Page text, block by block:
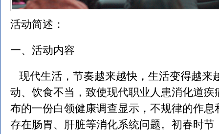
活动简述：
一、活动内容
现代生活，节奏越来越快，生活变得越来
动、饮食不当，致使现代职业人患消化道
布的一份白领健康调查显示，不规律的作息
存在肠胃、肝脏等消化系统问题。初春时